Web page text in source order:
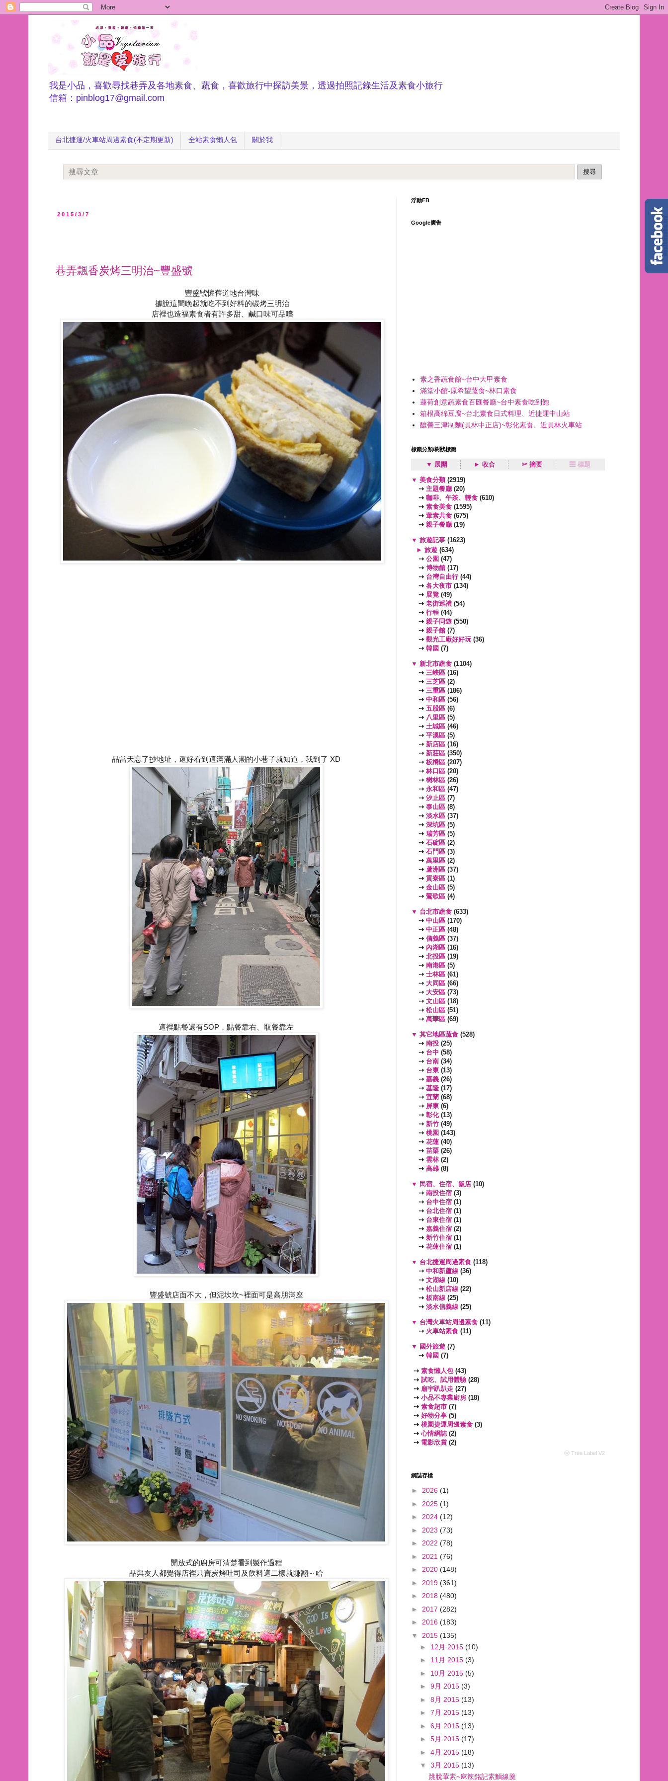
我是小品，喜歡尋找巷弄及各地素食、蔬食，喜歡旅行中探訪美景，透過拍照記錄生活及素食小旅行
信箱：pinblog17@gmail.com
台北捷運/火車站周邊素食(不定期更新) 全站素食懶人包 關於我
2015/3/7
巷弄飄香炭烤三明治~豐盛號
豐盛號懷舊道地台灣味
據說這間晚起就吃不到好料的碳烤三明治
店裡也造福素食者有許多甜、鹹口味可品嚐
品當天忘了抄地址，還好看到這滿滿人潮的小巷子就知道，我到了 XD
這裡點餐還有SOP，點餐靠右、取餐靠左
豐盛號店面不大，但泥坎坎~裡面可是高朋滿座
開放式的廚房可清楚看到製作過程
品與友人都覺得店裡只賣炭烤吐司及飲料這二樣就賺翻～哈
浮動FB
Google廣告
素之香蔬食館~台中大甲素食
滿堂小館-原希望蔬食~林口素食
蓮荷創意蔬素食百匯餐廳~台中素食吃到飽
箱根高綿豆腐~台北素食日式料理、近捷運中山站
釀善三津制麵(員林中正店)~彰化素食、近員林火車站
標籤分類/樹狀標籤
▼ 展開 ► 收合 ✂ 摘要 ☰ 標題
▼ 美食分類 (2919)
⇢ 主題餐廳 (20)
⇢ 咖啡、午茶、輕食 (610)
⇢ 素食美食 (1595)
⇢ 葷素共食 (675)
⇢ 親子餐廳 (19)
▼ 旅遊記事 (1623)
► 旅遊 (634)
⇢ 公園 (47)
⇢ 博物館 (17)
⇢ 台灣自由行 (44)
⇢ 各大夜市 (134)
⇢ 展覽 (49)
⇢ 老街巡禮 (54)
⇢ 行程 (44)
⇢ 親子同遊 (550)
⇢ 親子館 (7)
⇢ 觀光工廠好好玩(36)
⇢ 韓國 (7)
▼ 新北市蔬食 (1104)
⇢ 三峽區 (16)
⇢ 三芝區 (2)
⇢ 三重區 (186)
⇢ 中和區 (56)
⇢ 五股區 (6)
⇢ 八里區 (5)
⇢ 土城區 (46)
⇢ 平溪區 (5)
⇢ 新店區 (16)
⇢ 新莊區 (350)
⇢ 板橋區 (207)
⇢ 林口區 (20)
⇢ 樹林區 (26)
⇢ 永和區 (47)
⇢ 汐止區 (7)
⇢ 泰山區 (8)
⇢ 淡水區 (37)
⇢ 深坑區 (5)
⇢ 瑞芳區 (5)
⇢ 石碇區 (2)
⇢ 石門區 (3)
⇢ 萬里區 (2)
⇢ 蘆洲區 (37)
⇢ 貢寮區 (1)
⇢ 金山區 (5)
⇢ 鶯歌區 (4)
▼ 台北市蔬食 (633)
⇢ 中山區 (170)
⇢ 中正區 (48)
⇢ 信義區 (37)
⇢ 內湖區 (16)
⇢ 北投區 (19)
⇢ 南港區 (5)
⇢ 士林區 (61)
⇢ 大同區 (66)
⇢ 大安區 (73)
⇢ 文山區 (18)
⇢ 松山區 (51)
⇢ 萬華區 (69)
▼ 其它地區蔬食 (528)
⇢ 南投 (25)
⇢ 台中 (58)
⇢ 台南 (34)
⇢ 台東 (13)
⇢ 嘉義 (26)
⇢ 基隆 (17)
⇢ 宜蘭 (68)
⇢ 屏東 (6)
⇢ 彰化(13)
⇢ 新竹 (49)
⇢ 桃園 (143)
⇢ 花蓮 (40)
⇢ 苗栗 (26)
⇢ 雲林(2)
⇢ 高雄(8)
▼ 民宿、住宿、飯店 (10)
⇢ 南投住宿 (3)
⇢ 台中住宿 (1)
⇢ 台北住宿 (1)
⇢ 台東住宿 (1)
⇢ 嘉義住宿 (2)
⇢ 新竹住宿 (1)
⇢ 花蓮住宿 (1)
▼ 台北捷運周邊素食 (118)
⇢ 中和新蘆線 (36)
⇢ 文湖線 (10)
⇢ 松山新店線 (22)
⇢ 板南線 (25)
⇢ 淡水信義線 (25)
▼ 台灣火車站周邊素食 (11)
⇢ 火車站素食 (11)
▼ 國外旅遊 (7)
⇢ 韓國 (7)
⇢ 素食懶人包(43)
⇢ 試吃、試用體驗(28)
⇢ 廟宇趴趴走 (27)
⇢ 小品不專業廚房 (18)
⇢ 素食超市 (7)
⇢ 好物分享 (5)
⇢ 桃園捷運周邊素食 (3)
⇢心情網誌 (2)
⇢ 電影欣賞 (2)
ⓦ Tree Label V2
網誌存檔
► 2026 (1)
► 2025 (1)
► 2024 (12)
► 2023 (73)
► 2022 (78)
► 2021 (76)
► 2020 (148)
► 2019 (361)
► 2018 (480)
► 2017 (282)
► 2016 (183)
▼ 2015 (135)
► 12月 2015 (10)
► 11月 2015 (3)
► 10月 2015 (5)
► 9月 2015 (3)
► 8月 2015 (13)
► 7月 2015 (13)
► 6月 2015 (13)
► 5月 2015 (17)
► 4月 2015 (18)
▼ 3月 2015 (13)
跳脫葷素~麻辣銘記素麵線羹